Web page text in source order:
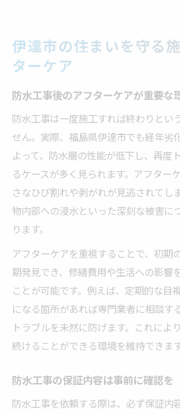
伊達市の住まいを守る
ターケア
防水工事後のアフターケアが重要な
防水工事は一度施工すれば終わりとい
せん。実際、福島県伊達市でも経年劣
よって、防水層の性能が低下し、再度
るケースが多く見られます。アフター
さなひび割れや剥がれが見逃されてし
物内部への浸水といった深刻な被害に
ります。
アフターケアを重視することで、初期
期発見でき、修繕費用や生活への影響
ことが可能です。例えば、定期的な目
になる箇所があれば専門業者に相談す
トラブルを未然に防げます。これによ
続けることができる環境を維持できます
防水工事の保証内容は事前に確認を
防水工事を依頼する際は、必ず保証内